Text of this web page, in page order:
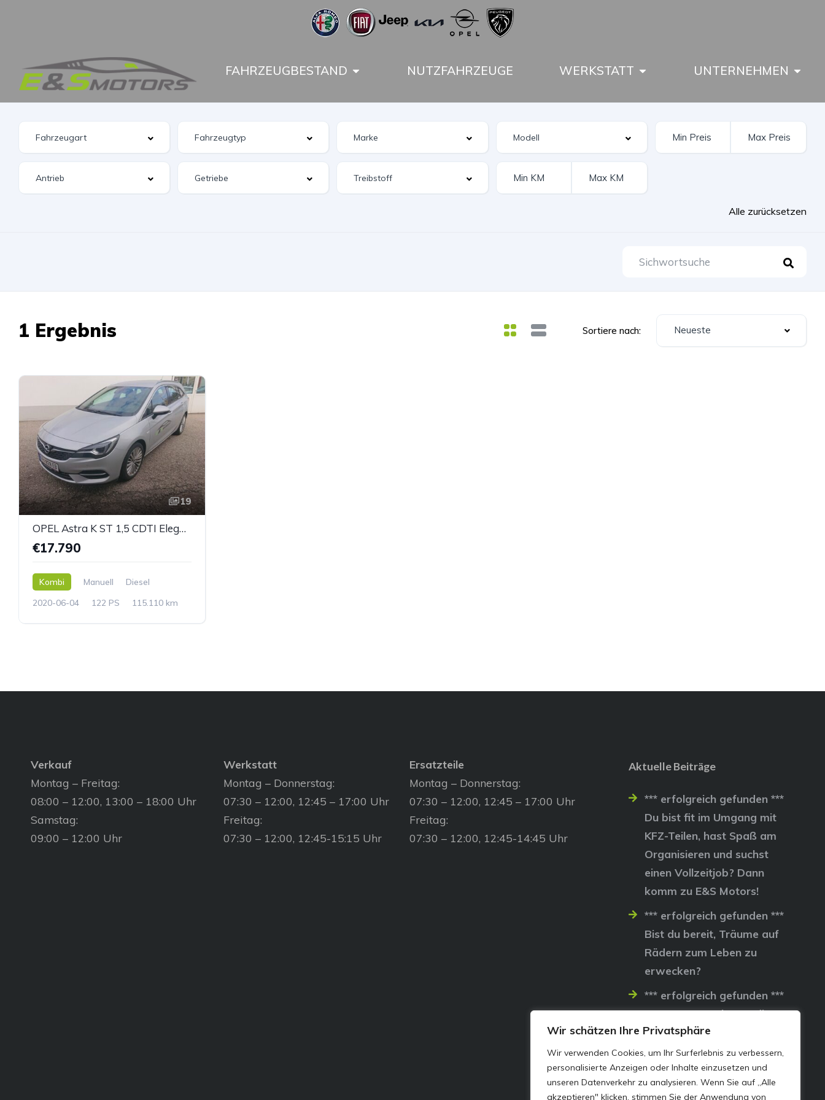
Wir schätzen Ihre Privatsphäre
Wir verwenden Cookies, um Ihr Surferlebnis zu verbessern,
personalisierte Anzeigen oder Inhalte einzusetzen und
unseren Datenverkehr zu analysieren. Wenn Sie auf „Alle
akzeptieren" klicken, stimmen Sie der Anwendung von
FAHRZEUGBESTAND NUTZFAHRZEUGE WERKSTATT UNTERNEHMEN
Alle zurücksetzen
1 Ergebnis Sortiere nach: Neueste
19
OPEL Astra K ST 1,5 CDTI Elegance
€17.790
Kombi Manuell
Diesel
2020-06-04
122 PS 115.110 km
Verkauf
Montag – Freitag:
08:00 – 12:00, 13:00 – 18:00 Uhr
Samstag:
09:00 – 12:00 Uhr
Werkstatt
Montag – Donnerstag:
07:30 – 12:00, 12:45 – 17:00 Uhr
Freitag:
07:30 – 12:00, 12:45-15:15 Uhr
Ersatzteile
Montag – Donnerstag:
07:30 – 12:00, 12:45 – 17:00 Uhr
Freitag:
07:30 – 12:00, 12:45-14:45 Uhr
Aktuelle Beiträge
*** erfolgreich gefunden ***
Du bist fit im Umgang mit
KFZ-Teilen, hast Spaß am
Organisieren und suchst
einen Vollzeitjob? Dann
komm zu E&S Motors!
*** erfolgreich gefunden ***
Bist du bereit, Träume auf
Rädern zum Leben zu
erwecken?
*** erfolgreich gefunden ***
Lass uns gemeinsam die
Straßen erobern…